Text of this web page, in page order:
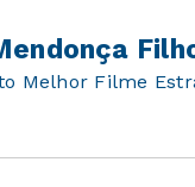
Melhor Filme